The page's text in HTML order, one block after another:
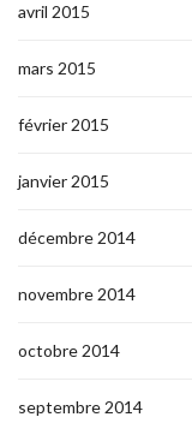
avril 2015
mars 2015
février 2015
janvier 2015
décembre 2014
novembre 2014
octobre 2014
septembre 2014